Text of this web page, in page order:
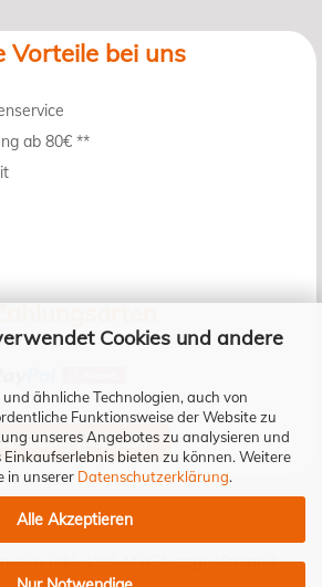
Cookies und andere
ähnliche Technologien, auch von
Funktionsweise der Website zu
unseres Angebotes zu analysieren und
Einkaufserlebnis bieten zu können. Weitere
in unserer Datenschutzerklärung.
Alle Akzeptieren
Vorteile bei uns
ab 80€ **
widerrufen
sich inkl. 19% MwSt. zzgl.Versand